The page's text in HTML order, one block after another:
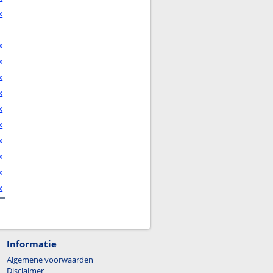
Informatie
Algemene voorwaarden
Disclaimer